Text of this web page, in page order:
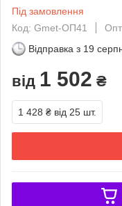
Під замовлення
Код: Gmet-ОП41
Опт
Відправка з 19
від 1 502 ₴
1 428 ₴ від 25 шт.